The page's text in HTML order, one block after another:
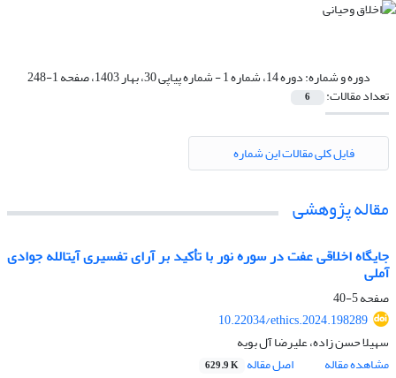
دوره و شماره:دوره 14، شماره 1 - شماره پیاپی 30، بهار 1403، صفحه 1-248
تعداد مقالات: 6
فایل کلی مقالات این شماره
مقاله پژوهشی
جایگاه اخلاقی عفت در سوره نور با تأکید بر آرای تفسیری آیت‎الله جوادی
آملی
صفحه5-40
10.22034/ethics.2024.198289
سهیلا حسن زاده، علیرضا آل بویه
مشاهده مقاله
اصل مقاله 629.9 K